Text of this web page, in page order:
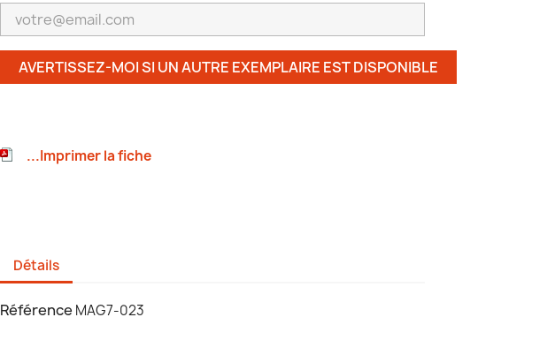
AVERTISSEZ-MOI SI UN AUTRE EXEMPLAIRE EST DISPONIBLE
...Imprimer la fiche
Détails
Référence MAG7-023